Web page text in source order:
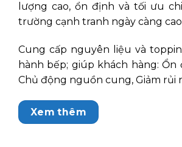
lượng cao, ổn định và tối ưu
trường cạnh tranh ngày càng
Cung cấp nguyên liệu và
hành bếp; giúp khách hàng:
Chủ động nguồn cung, Giảm
Xem thêm